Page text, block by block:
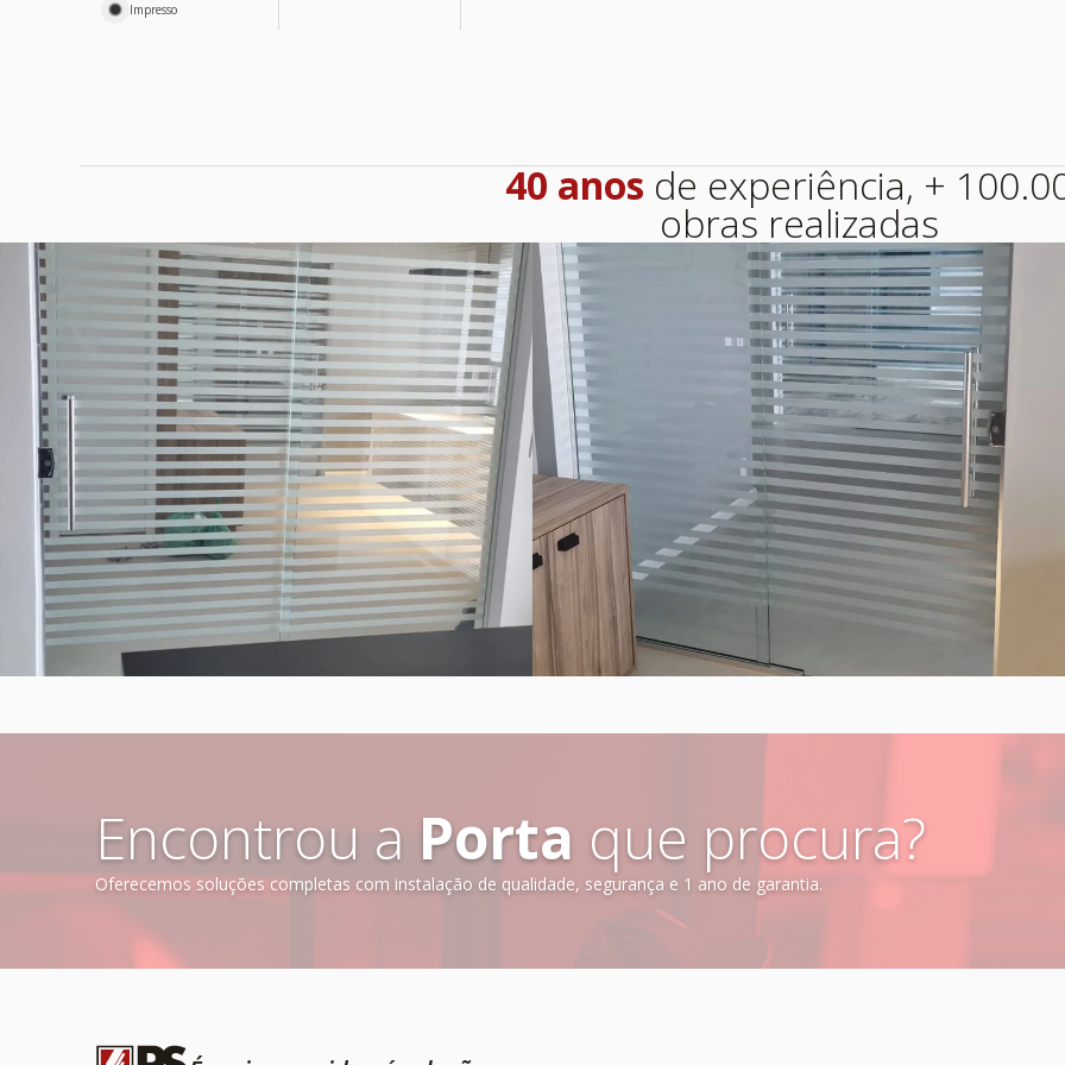
Impresso
40 anos de experiência, +
obras realizadas
Encontrou a Porta que procura?
Oferecemos soluções completas com instalação de qualidade, segurança e 1 ano de garantia.